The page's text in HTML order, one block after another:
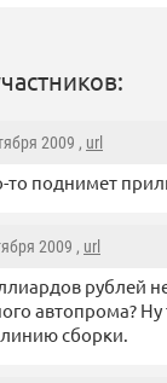
2009 , url
то поднимет
2009 , url
рублей
автопрома?
сборки.